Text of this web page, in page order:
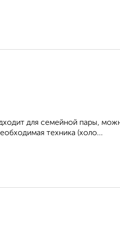
для семейной пары,
техника (холо...